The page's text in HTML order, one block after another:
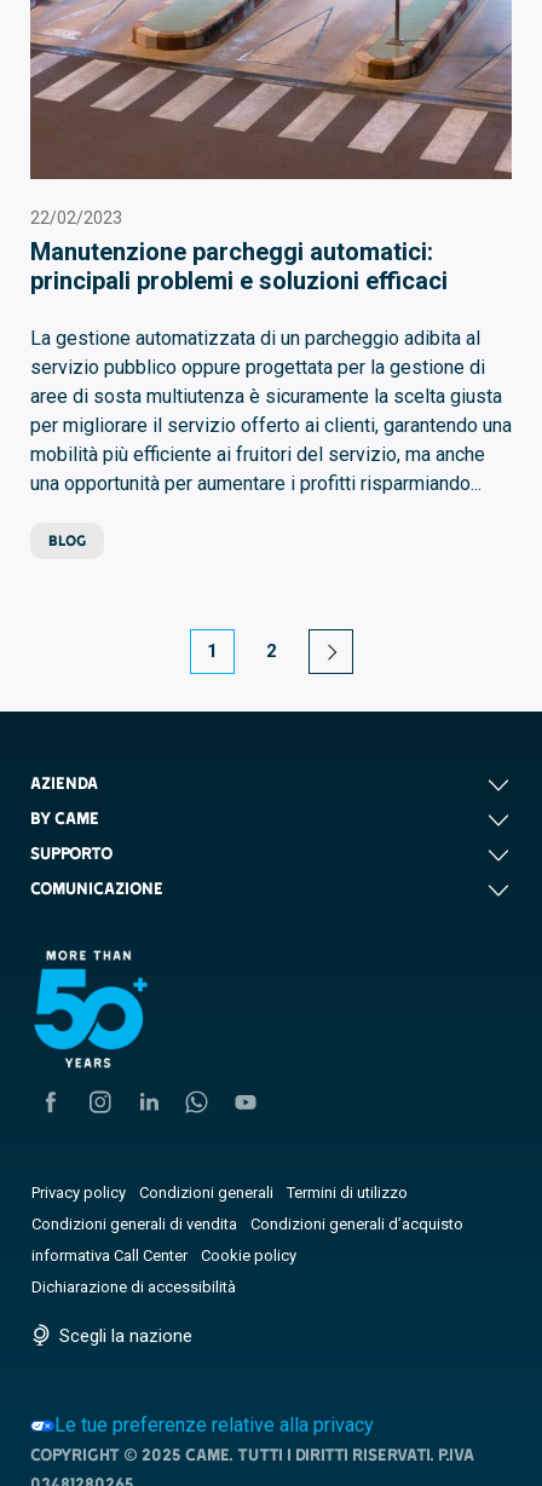
22/02/2023
Manutenzione parcheggi automatici:
principali problemi e soluzioni efficaci
La gestione automatizzata di un parcheggio adibita al
servizio pubblico oppure progettata per la gestione di
aree di sosta multiutenza è sicuramente la scelta giusta
per migliorare il servizio offerto ai clienti, garantendo una
mobilità più efficiente ai fruitori del servizio, ma anche
una opportunità per aumentare i profitti risparmiando...
BLOG
1 2
AZIENDA
BY CAME
SUPPORTO
COMUNICAZIONE
Privacy policy Condizioni generali
Termini di utilizzo
Condizioni generali di vendita
Condizioni generali d’acquisto
informativa Call Center
Cookie policy
Dichiarazione di accessibilità
Scegli la nazione
Le tue preferenze relative alla privacy
Copyright © 2025 CAME. Tutti i diritti riservati. P.IVA